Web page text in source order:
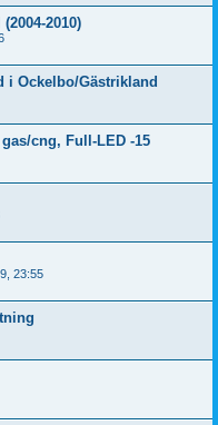
2010)
i Ockelbo/Gästrikland
cng, Full-LED -15
23:55